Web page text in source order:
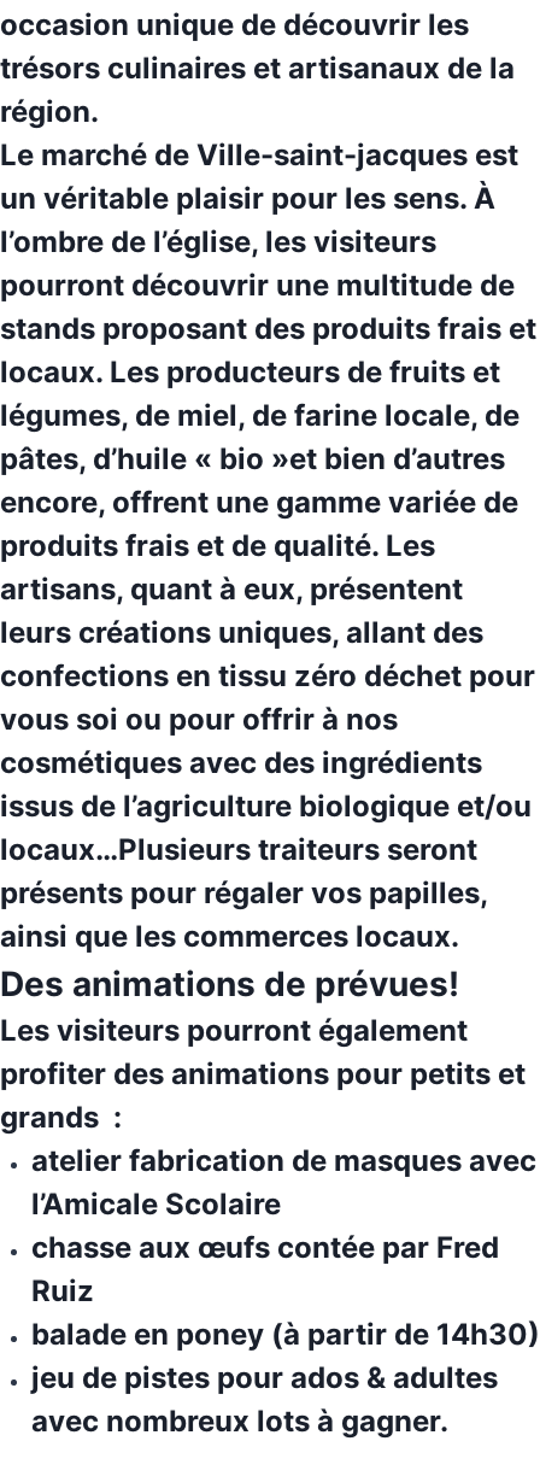
occasion unique de découvrir les
trésors culinaires et artisanaux de la
région.
Le marché de Ville-saint-jacques est
un véritable plaisir pour les sens. À
l’ombre de l’église, les visiteurs
pourront découvrir une multitude de
stands proposant des produits frais et
locaux. Les producteurs de fruits et
légumes, de miel, de farine locale, de
pâtes, d’huile « bio »et bien d’autres
encore, offrent une gamme variée de
produits frais et de qualité. Les
artisans, quant à eux, présentent
leurs créations uniques, allant des
confections en tissu zéro déchet pour
vous soi ou pour offrir à nos
cosmétiques avec des ingrédients
issus de l’agriculture biologique et/ou
locaux…Plusieurs traiteurs seront
présents pour régaler vos papilles,
ainsi que les commerces locaux.
Des animations de prévues!
Les visiteurs pourront également
profiter des animations pour petits et
grands :
atelier fabrication de masques avec
l’Amicale Scolaire
chasse aux œufs contée par Fred
Ruiz
balade en poney (à partir de 14h30)
jeu de pistes pour ados & adultes
avec nombreux lots à gagner.